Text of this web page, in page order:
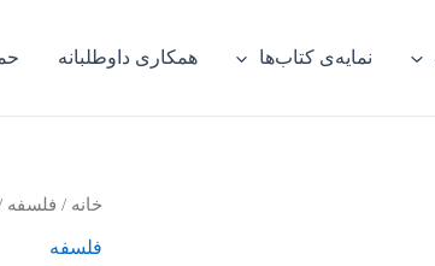
نمایه‌ی کتاب‌ها همکاری داوطلبانه
خانه / فلسفه
فلسفه